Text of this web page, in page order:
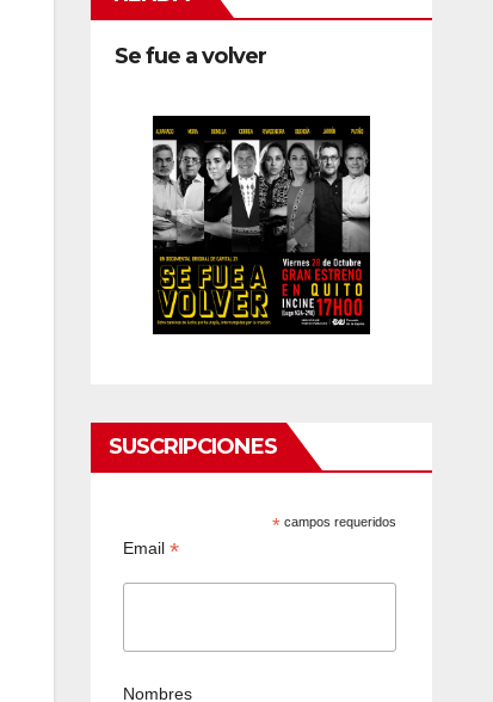
Se fue a volver
SUSCRIPCIONES
* campos requeridos
Email *
Nombres